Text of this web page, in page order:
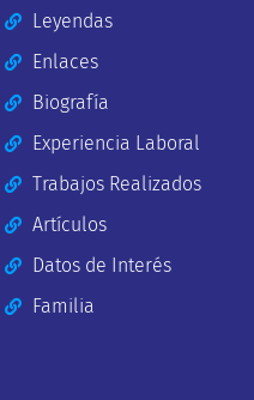
Leyendas
Enlaces
Biografía
Experiencia Laboral
Trabajos Realizados
Artículos
Datos de Interés
Familia